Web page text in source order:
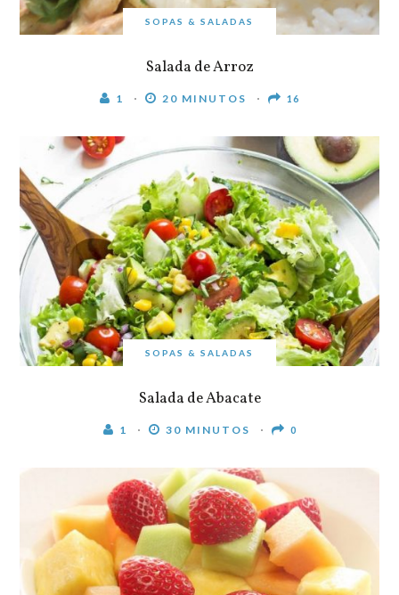
SOPAS & SALADAS
Salada de Arroz
1 20 MINUTOS 16
SOPAS & SALADAS
Salada de Abacate
1 30 MINUTOS 0